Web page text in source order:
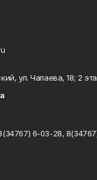
ул. Чапаева, 18; 2
6-03-28,